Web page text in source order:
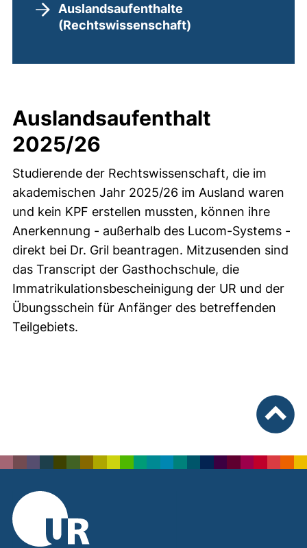
Auslandsaufenthalte
(Rechtswissenschaft)
Auslandsaufenthalt
2025/26
Studierende der Rechtswissenschaft, die im
akademischen Jahr 2025/26 im Ausland waren
und kein KPF erstellen mussten, können ihre
Anerkennung - außerhalb des Lucom-Systems -
direkt bei Dr. Gril beantragen. Mitzusenden sind
das Transcript der Gasthochschule, die
Immatrikulationsbescheinigung der UR und der
Übungsschein für Anfänger des betreffenden
Teilgebiets.
nach